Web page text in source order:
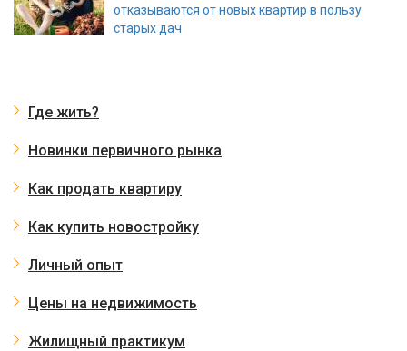
отказываются от новых квартир в пользу
старых дач
Где жить?
Новинки первичного рынка
Как продать квартиру
Как купить новостройку
Личный опыт
Цены на недвижимость
Жилищный практикум